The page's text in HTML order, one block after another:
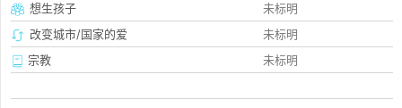
想生孩子
未标明
改变城市/国家的爱
未标明
宗教
未标明